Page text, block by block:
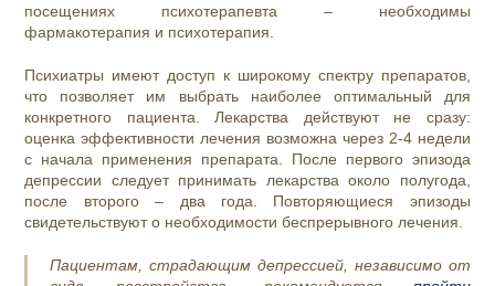
посещениях психотерапевта – необходимы
фармакотерапия и психотерапия.
Психиатры имеют доступ к широкому спектру препаратов,
что позволяет им выбрать наиболее оптимальный для
конкретного пациента. Лекарства действуют не сразу:
оценка эффективности лечения возможна через 2-4 недели
с начала применения препарата. После первого эпизода
депрессии следует принимать лекарства около полугода,
после второго – два года. Повторяющиеся эпизоды
свидетельствуют о необходимости беспрерывного лечения.
Пациентам, страдающим депрессией, независимо от